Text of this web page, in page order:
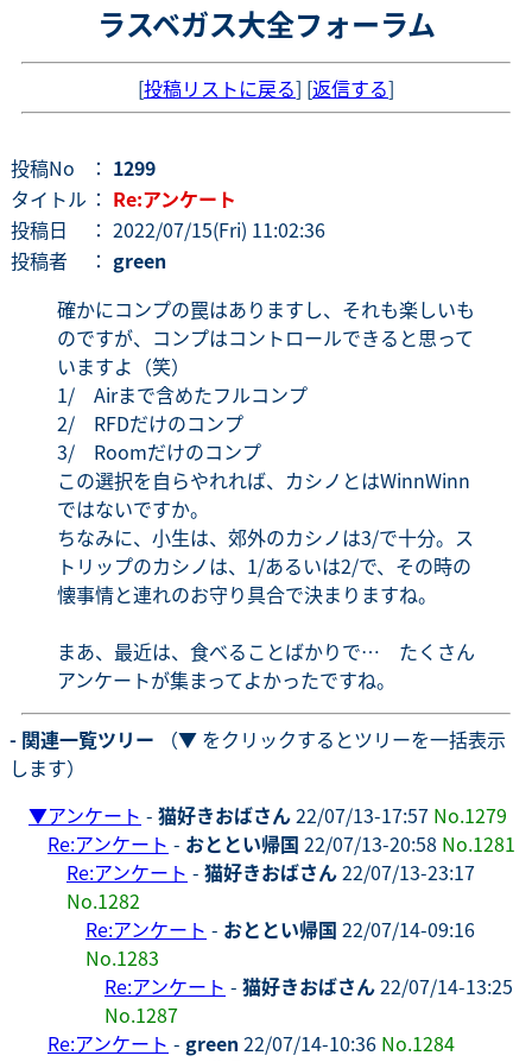
ラスベガス大全フォーラム
[投稿リストに戻る] [返信する]
投稿No ： 1299
タイトル ： Re:アンケート
投稿日
： 2022/07/15(Fri) 11:02:36
投稿者
： green
確かにコンプの罠はありますし、それも楽しいも
のですが、コンプはコントロールできると思って
いますよ（笑）
1/ Airまで含めたフルコンプ
2/ RFDだけのコンプ
3/ Roomだけのコンプ
この選択を自らやれれば、カシノとはWinnWinn
ではないですか。
ちなみに、小生は、郊外のカシノは3/で十分。ス
トリップのカシノは、1/あるいは2/で、その時の
懐事情と連れのお守り具合で決まりますね。
まあ、最近は、食べることばかりで… たくさん
アンケートが集まってよかったですね。
- 関連一覧ツリー （▼ をクリックするとツリーを一括表示
します）
▼アンケート - 猫好きおばさん22/07/13-17:57 No.1279
Re:アンケート - おととい帰国 22/07/13-20:58 No.1281
Re:アンケート - 猫好きおばさん22/07/13-23:17
No.1282
Re:アンケート - おととい帰国 22/07/14-09:16
No.1283
Re:アンケート - 猫好きおばさん22/07/14-13:25
No.1287
Re:アンケート - green 22/07/14-10:36 No.1284